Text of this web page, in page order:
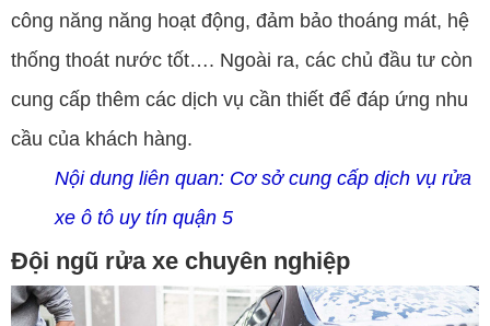
công năng năng hoạt động, đảm bảo thoáng mát, hệ
thống thoát nước tốt…. Ngoài ra, các chủ đầu tư còn
cung cấp thêm các dịch vụ cần thiết để đáp ứng nhu
cầu của khách hàng.
Nội dung liên quan: Cơ sở cung cấp dịch vụ rửa
xe ô tô uy tín quận 5
Đội ngũ rửa xe chuyên nghiệp